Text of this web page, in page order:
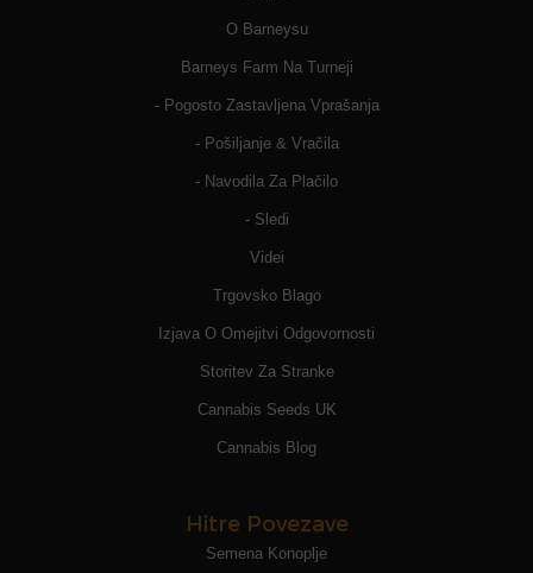
O Barneysu
Barneys Farm Na Turneji
- Pogosto Zastavljena Vprašanja
- Pošiljanje & Vračila
- Navodila Za Plačilo
- Sledi
Videi
Trgovsko Blago
Izjava O Omejitvi Odgovornosti
Storitev Za Stranke
Cannabis Seeds UK
Cannabis Blog
Hitre Povezave
Semena Konoplje